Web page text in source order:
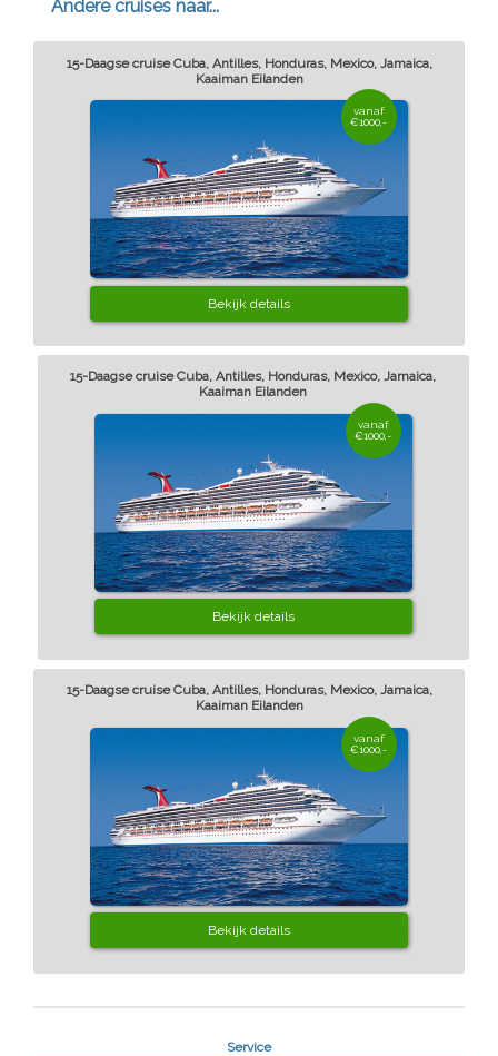
Andere cruises naar...
15-Daagse cruise Cuba, Antilles, Honduras, Mexico, Jamaica,
Kaaiman Eilanden
vanaf
€1000,-
Bekijk details
15-Daagse cruise Cuba, Antilles, Honduras, Mexico, Jamaica,
Kaaiman Eilanden
vanaf
€1000,-
Bekijk details
15-Daagse cruise Cuba, Antilles, Honduras, Mexico, Jamaica,
Kaaiman Eilanden
vanaf
€1000,-
Bekijk details
Service